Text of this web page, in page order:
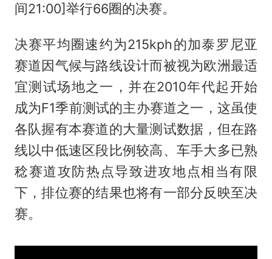
间21:00]举行66圈的决赛。
决赛平均圈速约为215kph的加泰罗尼亚
赛道因气候与路线设计而被视为欧洲最适
宜测试场地之一，并在2010年代起开始
成为F1季前测试的主办赛道之一，这虽使
各队握有本赛道的大量测试数据，但在路
线以中低速区段比例较高、车手大多已熟
稔赛道攻防热点导致进攻地点相当有限
下，排位赛的结果也将有一部分反映至决
赛。